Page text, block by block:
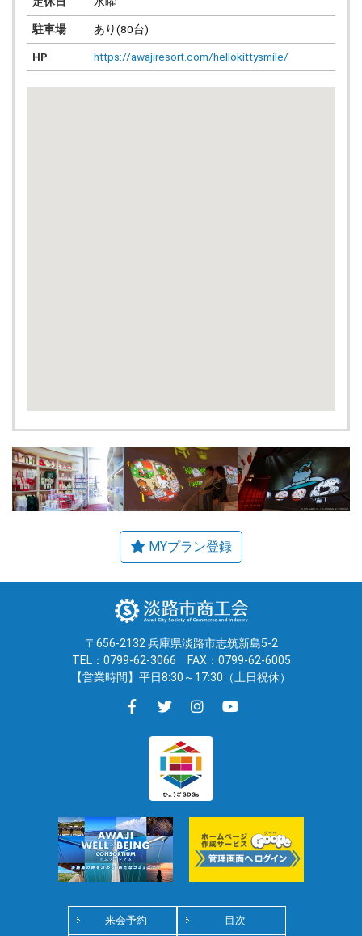
駐車場 あり(80台)
HP https://awajiresort.com/hellokittysmile/
〒656-2132 兵庫県淡路市志筑新島5-2
TEL：0799-62-3066
FAX：0799-62-6005
【営業時間】平日8:30～17:30（土日祝休）
来会予約 目次